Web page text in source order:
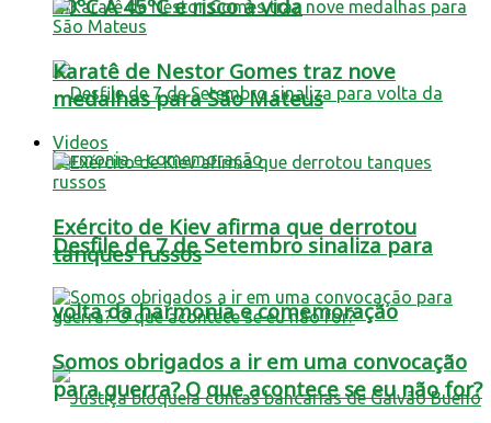
40ºC A 45ºC e risco à vida
Desfile de 7 de Setembro sinaliza para
volta da harmonia e comemoração
Karatê de Nestor Gomes traz nove
medalhas para São Mateus
Videos
Exército de Kiev afirma que derrotou
tanques russos
Somos obrigados a ir em uma convocação
para guerra? O que acontece se eu não for?